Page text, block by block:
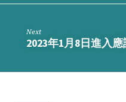
Next
2023年1月8日進入